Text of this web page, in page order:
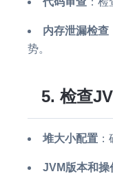
内存泄漏检查
势。
5. 检查
堆大小配置
JVM版本和操